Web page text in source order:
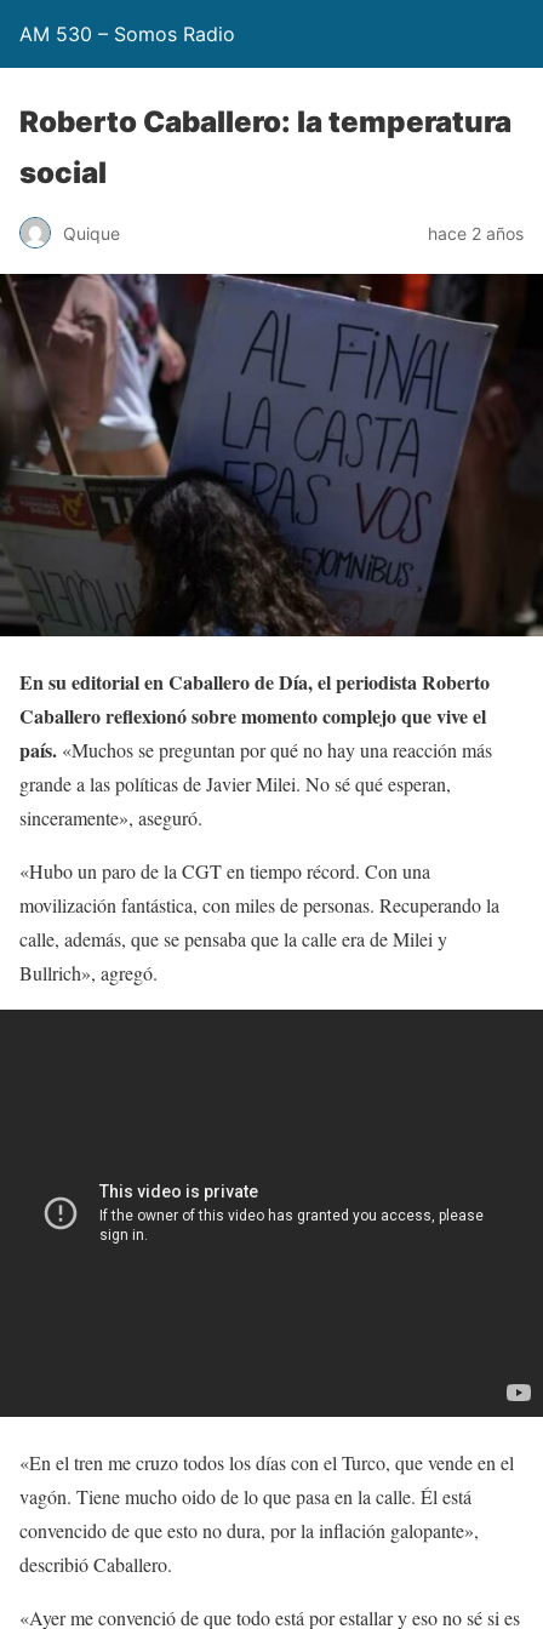
AM 530 – Somos Radio
Roberto Caballero: la temperatura
social
Quique hace 2 años
En su editorial en Caballero de Día, el periodista Roberto
Caballero reflexionó sobre momento complejo que vive el
país. «Muchos se preguntan por qué no hay una reacción más
grande a las políticas de Javier Milei. No sé qué esperan,
sinceramente», aseguró.
«Hubo un paro de la CGT en tiempo récord. Con una
movilización fantástica, con miles de personas. Recuperando la
calle, además, que se pensaba que la calle era de Milei y
Bullrich», agregó.
«En el tren me cruzo todos los días con el Turco, que vende en el
vagón. Tiene mucho oido de lo que pasa en la calle. Él está
convencido de que esto no dura, por la inflación galopante»,
describió Caballero.
«Ayer me convenció de que todo está por estallar y eso no sé si es